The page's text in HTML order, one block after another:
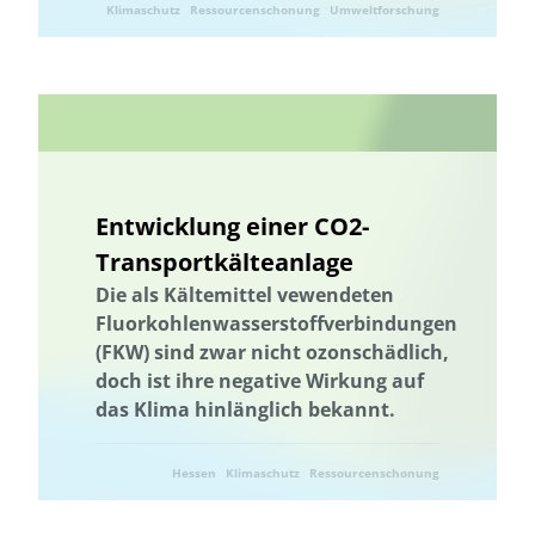
Klimaschutz Ressourcenschonung Umweltforschung
Entwicklung einer CO2-
Transportkälteanlage
Die als Kältemittel vewendeten
Fluorkohlenwasserstoffverbindungen
(FKW) sind zwar nicht ozonschädlich,
doch ist ihre negative Wirkung auf
das Klima hinlänglich bekannt.
Hessen Klimaschutz Ressourcenschonung